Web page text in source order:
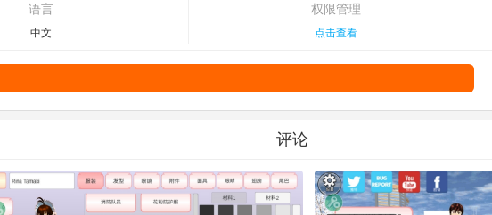
语言
中文
权限管理
点击查看
评论